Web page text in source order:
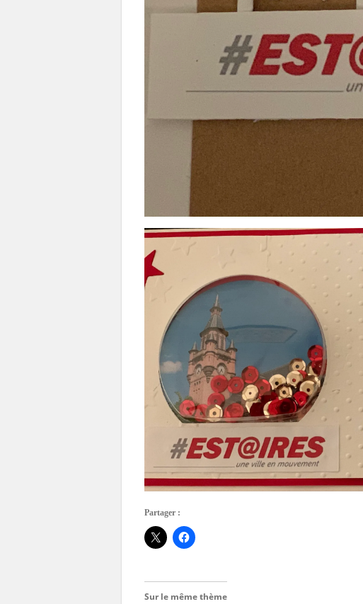
Partager :
Sur le même thème